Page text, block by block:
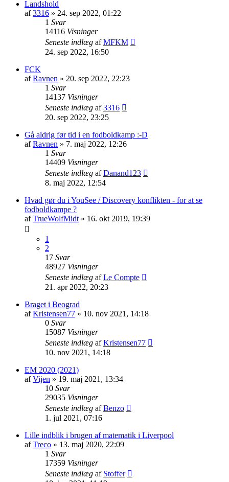
Landshold
af3316 » 24. sep 2022, 01:22
1 Svar
14116 Visninger
Seneste indlæg afMFKM
24. sep 2022, 16:50
FCK
afRavnen » 20. sep 2022, 22:23
1 Svar
14137 Visninger
Seneste indlæg af3316
20. sep 2022, 23:25
Gå aldrig før tid i en fodboldkamp :-D
afRavnen » 7. maj 2022, 12:26
1 Svar
14409 Visninger
Seneste indlæg afDanand123
8. maj 2022, 12:54
Hvad gør du i YouSee / Discovery konflikten - for at se
fodboldkampe ?
afTrueWolfMidt » 16. okt 2019, 19:39
1
2
17 Svar
48927 Visninger
Seneste indlæg afLe Compte
21. apr 2022, 20:23
Braget i Beograd
afKristensen77 » 10. nov 2021, 14:18
0 Svar
15087 Visninger
Seneste indlæg afKristensen77
10. nov 2021, 14:18
EM 2020 (2021)
afVijen » 19. maj 2021, 13:34
10 Svar
29035 Visninger
Seneste indlæg afBenzo
1. jul 2021, 07:16
Lille indblik i brugen af matematik i Liverpool
afTreco » 13. maj 2020, 22:09
1 Svar
17359 Visninger
Seneste indlæg af Stoffer